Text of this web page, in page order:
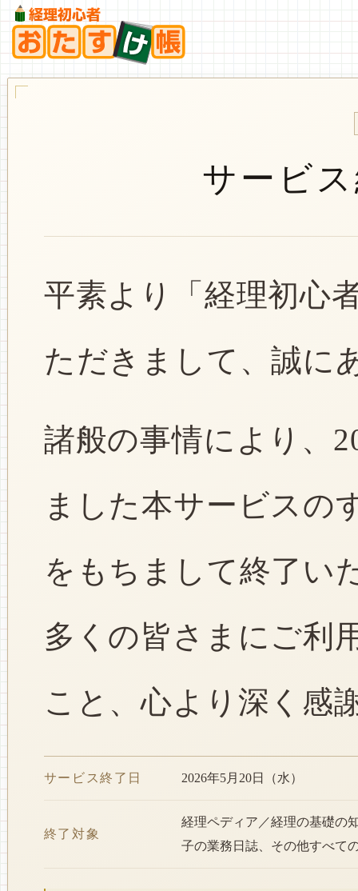
サービ
平素より「経理初心
ただきまして、誠に
諸般の事情により、
ました本サービスの
をもちまして終了い
多くの皆さまにご利
こと、心より深く感
サービス終了日 2026年5月20日（水）
終了対象
経理ペディア／経理の基礎の
子の業務日誌、その他すべて